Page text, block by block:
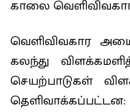
காலை
வெளிவிவகார
கலந்து
செயற்பாடுகள்
தெளிவாக்கப்பட்டன: